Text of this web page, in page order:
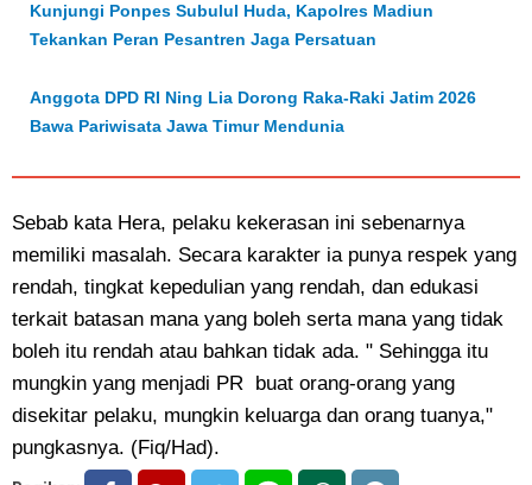
Kunjungi Ponpes Subulul Huda, Kapolres Madiun
Tekankan Peran Pesantren Jaga Persatuan
Anggota DPD RI Ning Lia Dorong Raka-Raki Jatim 2026
Bawa Pariwisata Jawa Timur Mendunia
Sebab kata Hera, pelaku kekerasan ini sebenarnya
memiliki masalah. Secara karakter ia punya respek yang
rendah, tingkat kepedulian yang rendah, dan edukasi
terkait batasan mana yang boleh serta mana yang tidak
boleh itu rendah atau bahkan tidak ada. " Sehingga itu
mungkin yang menjadi PR buat orang-orang yang
disekitar pelaku, mungkin keluarga dan orang tuanya,"
pungkasnya. (Fiq/Had).